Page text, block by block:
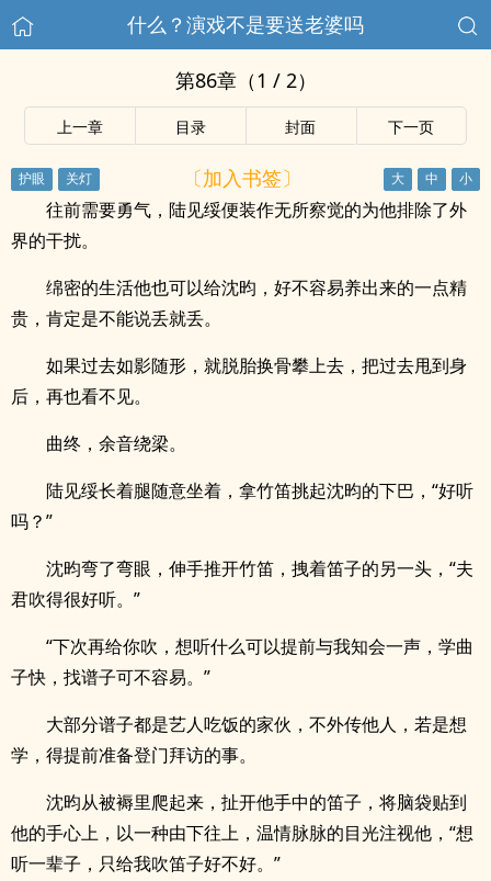
什么？演戏不是要送老婆吗
第86章（1 / 2）
上一章 目录 封面 下一页
〔加入书签〕
往前需要勇气，陆见绥便装作无所察觉的为他排除了外
界的干扰。
绵密的生活他也可以给沈昀，好不容易养出来的一点精
贵，肯定是不能说丢就丢。
如果过去如影随形，就脱胎换骨攀上去，把过去甩到身
后，再也看不见。
曲终，余音绕梁。
陆见绥长着腿随意坐着，拿竹笛挑起沈昀的下巴，“好听
吗？”
沈昀弯了弯眼，伸手推开竹笛，拽着笛子的另一头，“夫
君吹得很好听。”
“下次再给你吹，想听什么可以提前与我知会一声，学曲
子快，找谱子可不容易。”
大部分谱子都是艺人吃饭的家伙，不外传他人，若是想
学，得提前准备登门拜访的事。
沈昀从被褥里爬起来，扯开他手中的笛子，将脑袋贴到
他的手心上，以一种由下往上，温情脉脉的目光注视他，“想
听一辈子，只给我吹笛子好不好。”